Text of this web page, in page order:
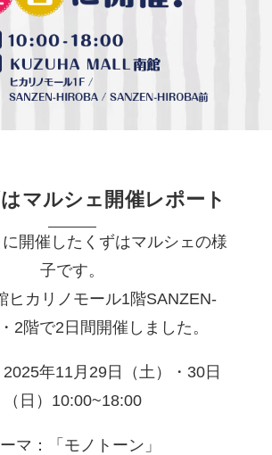
マルシェ開催レポート
開催したくずはマルシェの様
子です。
ヒカリノモール1階SANZEN-
2階で2日間開催しました。
年11月29日（土）・30日
（日）10:00~18:00
マ：「モノトーン」